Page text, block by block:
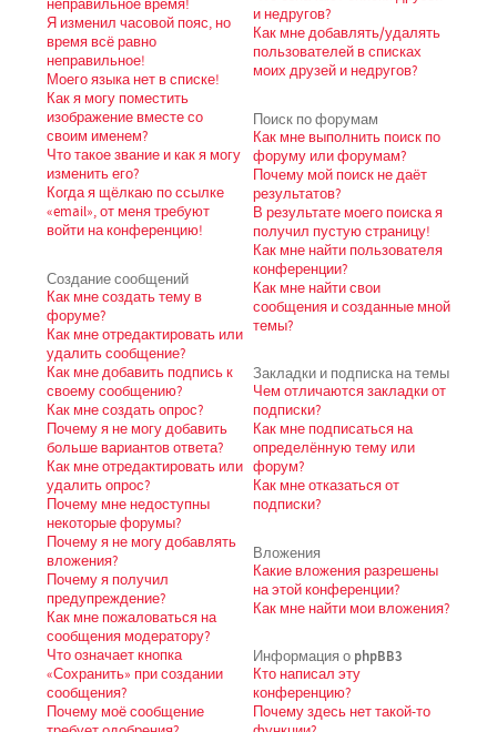
неправильное время!
Я изменил часовой пояс, но
время всё равно
неправильное!
Моего языка нет в списке!
Как я могу поместить
изображение вместе со
своим именем?
Что такое звание и как я могу
изменить его?
Когда я щёлкаю по ссылке
«email», от меня требуют
войти на конференцию!
Создание сообщений
Как мне создать тему в
форуме?
Как мне отредактировать или
удалить сообщение?
Как мне добавить подпись к
своему сообщению?
Как мне создать опрос?
Почему я не могу добавить
больше вариантов ответа?
Как мне отредактировать или
удалить опрос?
Почему мне недоступны
некоторые форумы?
Почему я не могу добавлять
вложения?
Почему я получил
предупреждение?
Как мне пожаловаться на
сообщения модератору?
Что означает кнопка
«Сохранить» при создании
сообщения?
Почему моё сообщение
и недругов?
Как мне добавлять/удалять
пользователей в списках
моих друзей и недругов?
Поиск по форумам
Как мне выполнить поиск по
форуму или форумам?
Почему мой поиск не даёт
результатов?
В результате моего поиска я
получил пустую страницу!
Как мне найти пользователя
конференции?
Как мне найти свои
сообщения и созданные мной
темы?
Закладки и подписка на темы
Чем отличаются закладки от
подписки?
Как мне подписаться на
определённую тему или
форум?
Как мне отказаться от
подписки?
Вложения
Какие вложения разрешены
на этой конференции?
Как мне найти мои вложения?
Информация о phpBB3
Кто написал эту
конференцию?
Почему здесь нет такой-то